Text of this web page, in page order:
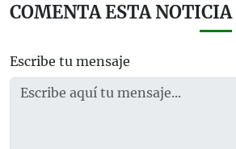
COMENTA ESTA NOTICIA
Escribe tu mensaje